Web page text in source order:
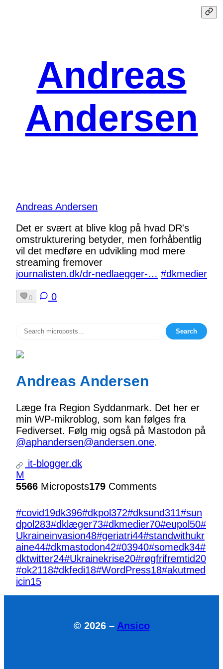
Andreas
Andersen
Andreas Andersen
Det er svært at blive klog på hvad DR's
omstrukturering betyder, men forhåbentlig
vil det medføre en udvikling mod mere
streaming fremover
journalisten.dk/dr-nedlaegger-… #dkmedier
0 0
Search
Andreas Andersen
Læge fra Region Syddanmark. Det her er
min WP-mikroblog, som kan følges fra
Fediverset. Følg mig også på Mastodon på
@aphandersen@andersen.one.
it-blogger.dk
M
5566 Microposts179 Comments
#covid19dk396#dkpol372#dksund311#sun
dpol 283#dklæger73#dkmedier70#eupol 50#
Ukraineinvasion48#geriatri44#standwithukr
aine44#dkmastodon42#03940#somedk34#
dktwitter24#Ukrainekrise20#røgfrifremtid20
#ok2118#dkfedi18#WordPress18#akutmed
icin15
© 2026 – Ansico